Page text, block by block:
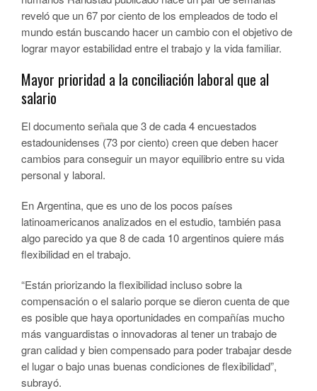
reveló que un 67 por ciento de los empleados de todo el
mundo están buscando hacer un cambio con el objetivo de
lograr mayor estabilidad entre el trabajo y la vida familiar.
Mayor prioridad a la conciliación laboral que al
salario
El documento señala que 3 de cada 4 encuestados
estadounidenses (73 por ciento) creen que deben hacer
cambios para conseguir un mayor equilibrio entre su vida
personal y laboral.
En Argentina, que es uno de los pocos países
latinoamericanos analizados en el estudio, también pasa
algo parecido ya que 8 de cada 10 argentinos quiere más
flexibilidad en el trabajo.
“Están priorizando la flexibilidad incluso sobre la
compensación o el salario porque se dieron cuenta de que
es posible que haya oportunidades en compañías mucho
más vanguardistas o innovadoras al tener un trabajo de
gran calidad y bien compensado para poder trabajar desde
el lugar o bajo unas buenas condiciones de flexibilidad”,
subrayó.